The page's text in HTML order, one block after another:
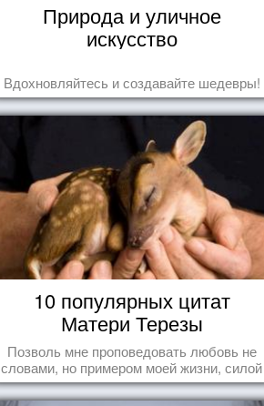
Природа и уличное
искусство
Вдохновляйтесь и создавайте шедевры!
10 популярных цитат
Матери Терезы
Позволь мне проповедовать любовь не
словами, но примером моей жизни, силой
влечения, воодушевляющим влиянием ...